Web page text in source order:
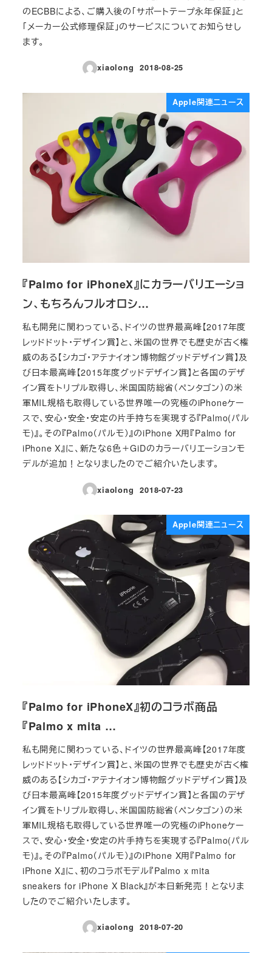
のECBBによる、ご購入後の「サポートテープ永年保証」と
「メーカー公式修理保証」のサービスについてお知らせし
ます。
xiaolong
投稿日
2018-08-25
Apple関連ニュース
『Palmo for iPhoneX』にカラーバリエーショ
ン、もちろんフルオロシ…
私も開発に関わっている、ドイツの世界最高峰【2017年度
レッドドット・デザイン賞】と、米国の世界でも歴史が古く権
威のある【シカゴ・アテナイオン博物館グッドデザイン賞】及
び日本最高峰【2015年度グッドデザイン賞】と各国のデザ
イン賞をトリプル取得し、米国国防総省（ペンタゴン）の米
軍MIL規格も取得している世界唯一の究極のiPhoneケー
スで、安心・安全・安定の片手持ちを実現する『Palmo(パル
モ)』。その『Palmo（パルモ）』のiPhone X用『Palmo for
iPhone X』に、新たな6色＋GiDのカラーバリエーションモ
デルが追加！となりましたのでご紹介いたします。
xiaolong
投稿日
2018-07-23
Apple関連ニュース
『Palmo for iPhoneX』初のコラボ商品
『Palmo x mita …
私も開発に関わっている、ドイツの世界最高峰【2017年度
レッドドット・デザイン賞】と、米国の世界でも歴史が古く権
威のある【シカゴ・アテナイオン博物館グッドデザイン賞】及
び日本最高峰【2015年度グッドデザイン賞】と各国のデザ
イン賞をトリプル取得し、米国国防総省（ペンタゴン）の米
軍MIL規格も取得している世界唯一の究極のiPhoneケー
スで、安心・安全・安定の片手持ちを実現する『Palmo(パル
モ)』。その『Palmo（パルモ）』のiPhone X用『Palmo for
iPhone X』に、初のコラボモデル『Palmo x mita
sneakers for iPhone X Black』が本日新発売！となりま
したのでご紹介いたします。
xiaolong
投稿日
2018-07-20